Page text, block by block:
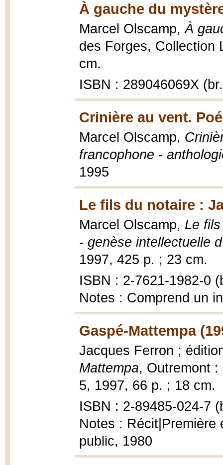
À gauche du
Marcel Olscamp,À
des Forges, Collection
cm.
ISBN : 289046069X
Crinière au vent.
Marcel Olscamp,
francophone -
1995
Le fils du notaire :
Marcel Olscamp, Le
- genèse intellectuelle
1997, 425 p. ; 23 cm.
ISBN : 2-7621-1982-0
Notes : Comprend un
Gaspé-Mattempa
Jacques Ferron ;
Mattempa, Outremont
5, 1997, 66 p. ; 18 cm.
ISBN : 2-89485-024-7
Notes : Récit|Première
public, 1980